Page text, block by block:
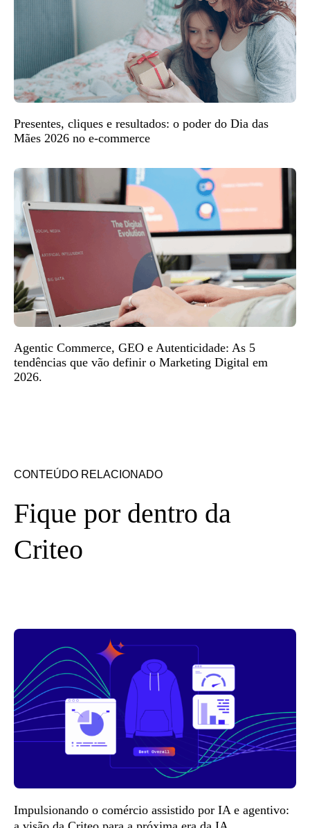
Presentes, cliques e resultados: o poder do Dia das
Mães 2026 no e-commerce
Agentic Commerce, GEO e Autenticidade: As 5
tendências que vão definir o Marketing Digital em
2026.
CONTEÚDO RELACIONADO
Fique por dentro da
Criteo
Impulsionando o comércio assistido por IA e agentivo: